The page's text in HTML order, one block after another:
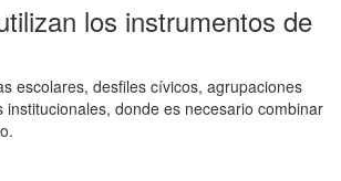
los instrumentos de
escolares, desfiles cívicos, agrupaciones
institucionales, donde es necesario combinar